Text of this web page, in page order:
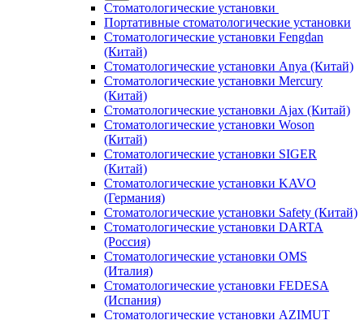
Стоматологические установки
Портативные стоматологические установки
Стоматологические установки Fengdan
(Китай)
Стоматологические установки Anya (Китай)
Стоматологические установки Mercury
(Китай)
Стоматологические установки Ajax (Китай)
Стоматологические установки Woson
(Китай)
Стоматологические установки SIGER
(Китай)
Стоматологические установки KAVO
(Германия)
Стоматологические установки Safety (Китай)
Стоматологические установки DARTA
(Россия)
Стоматологические установки OMS
(Италия)
Стоматологические установки FEDESA
(Испания)
Стоматологические установки AZIMUT